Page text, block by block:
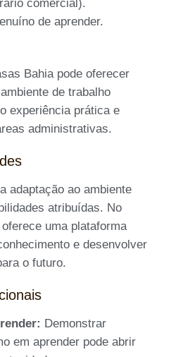
comercial).
de aprender.
Bahia pode oferecer
de trabalho
experiência prática e
administrativas.
adaptação ao ambiente
atribuídas. No
uma plataforma
e desenvolver
o futuro.
Demonstrar
em aprender pode abrir